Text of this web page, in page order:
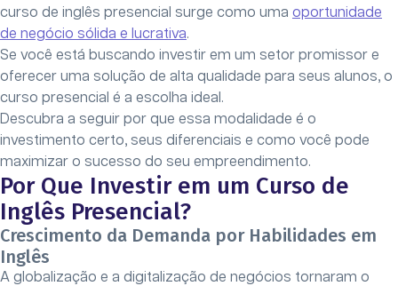
curso de inglês presencial surge como uma oportunidade
de negócio sólida e lucrativa.
Se você está buscando investir em um setor promissor e
oferecer uma solução de alta qualidade para seus alunos, o
curso presencial é a escolha ideal.
Descubra a seguir por que essa modalidade é o
investimento certo, seus diferenciais e como você pode
maximizar o sucesso do seu empreendimento.
Por Que Investir em um Curso de
Inglês Presencial?
Crescimento da Demanda por Habilidades em
Inglês
A globalização e a digitalização de negócios tornaram o